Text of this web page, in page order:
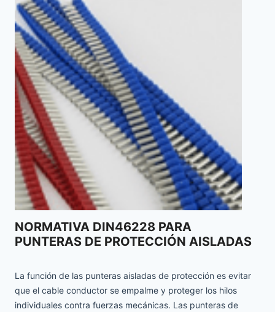
NORMATIVA DIN46228 PARA
PUNTERAS DE PROTECCIÓN AISLADAS
La función de las punteras aisladas de protección es evitar
que el cable conductor se empalme y proteger los hilos
individuales contra fuerzas mecánicas. Las punteras de